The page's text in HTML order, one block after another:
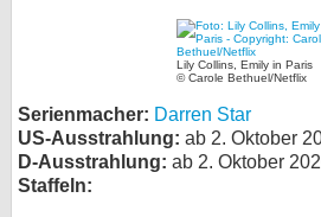
Lily Collins, Emily in Paris
© Carole Bethuel/Netflix
Serienmacher: Darren Star
US-Ausstrahlung: ab 2. Oktober
D-Ausstrahlung: ab 2. Oktober
Staffeln:
bei X
Kontakt